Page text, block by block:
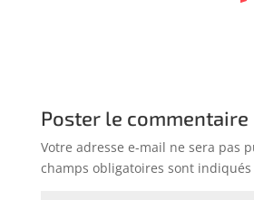
Poster le commentaire
Votre adresse e-mail ne sera pas
champs obligatoires sont indiqués